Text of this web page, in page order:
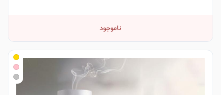
ناموجود